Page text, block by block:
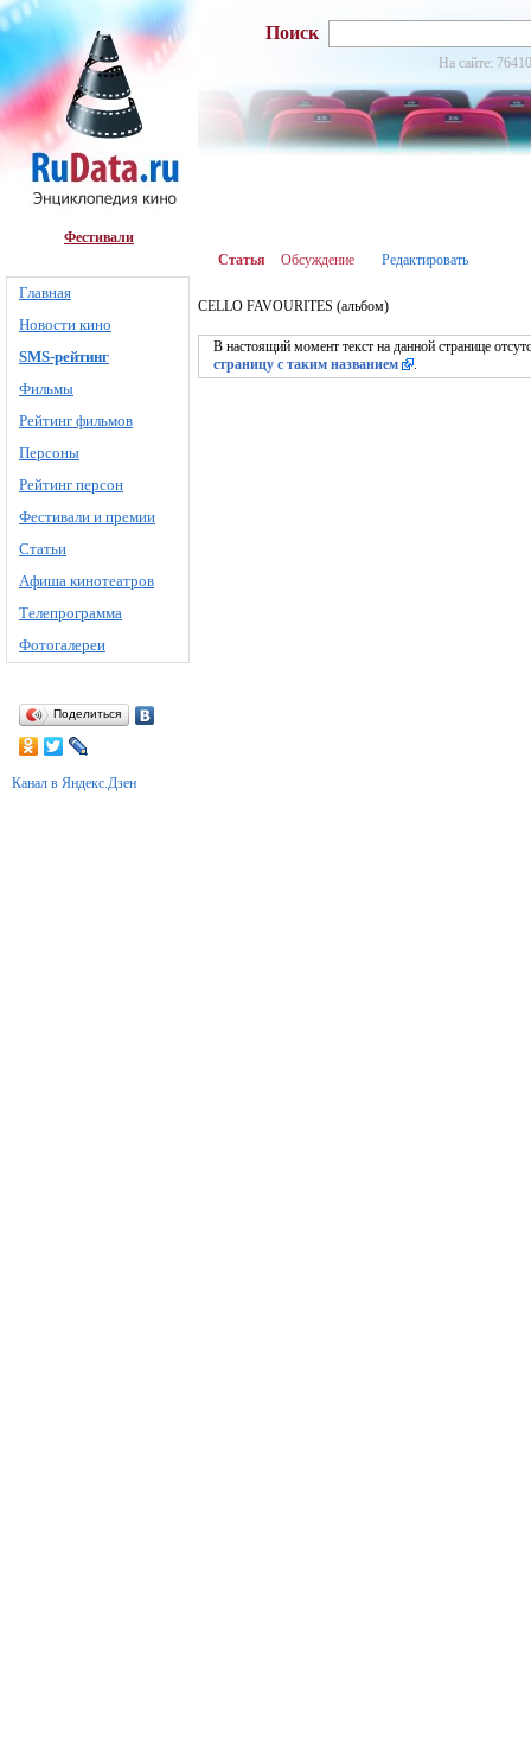
Фестивали
Главная
Новости кино
SMS-рейтинг
Фильмы
Рейтинг фильмов
Персоны
Рейтинг персон
Фестивали и премии
Статьи
Афиша кинотеатров
Телепрограмма
Фотогалереи
Поделиться
Канал в Яндекс.Дзен
Поиск
На сайте:
Статья Обсуждение Редактировать
CELLO FAVOURITES (альбом)
В настоящий момент текст на данной странице
страницу с таким названием
.